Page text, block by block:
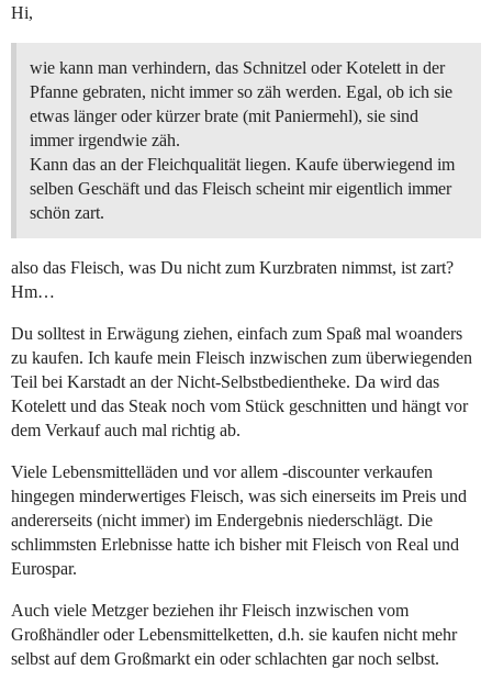
Hi,
wie kann man verhindern, das Schnitzel oder Kotelett in der
Pfanne gebraten, nicht immer so zäh werden. Egal, ob ich sie
etwas länger oder kürzer brate (mit Paniermehl), sie sind
immer irgendwie zäh.
Kann das an der Fleichqualität liegen. Kaufe überwiegend im
selben Geschäft und das Fleisch scheint mir eigentlich immer
schön zart.
also das Fleisch, was Du nicht zum Kurzbraten nimmst, ist zart?
Hm…
Du solltest in Erwägung ziehen, einfach zum Spaß mal woanders
zu kaufen. Ich kaufe mein Fleisch inzwischen zum überwiegenden
Teil bei Karstadt an der Nicht-Selbstbedientheke. Da wird das
Kotelett und das Steak noch vom Stück geschnitten und hängt vor
dem Verkauf auch mal richtig ab.
Viele Lebensmittelläden und vor allem -discounter verkaufen
hingegen minderwertiges Fleisch, was sich einerseits im Preis und
andererseits (nicht immer) im Endergebnis niederschlägt. Die
schlimmsten Erlebnisse hatte ich bisher mit Fleisch von Real und
Eurospar.
Auch viele Metzger beziehen ihr Fleisch inzwischen vom
Großhändler oder Lebensmittelketten, d.h. sie kaufen nicht mehr
selbst auf dem Großmarkt ein oder schlachten gar noch selbst.